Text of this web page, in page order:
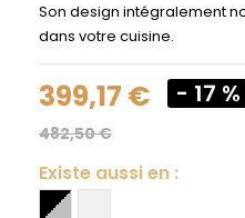
Son design intégralement
dans votre cuisine.
399,17 € - 17 %
482,50 €
Existe aussi en :